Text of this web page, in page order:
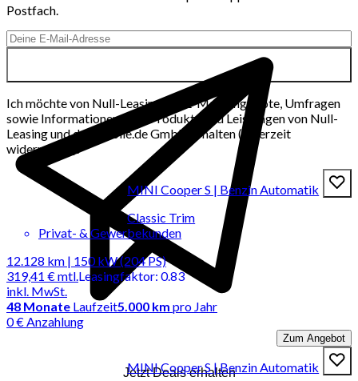
Postfach.
Jetzt Deals erhalten
Ich möchte von Null-Leasing per E-Mail Angebote, Umfragen
sowie Informationen über Produkte und Leistungen von Null-
Leasing und der mobile.de GmbH erhalten (jederzeit
widerrufbar).
MINI Cooper S | Benzin Automatik
Classic Trim
Privat- & Gewerbekunden
12.128 km | 150 kW (204 PS)
319,41 €mtl.
inkl. MwSt.
Leasingfaktor: 0.83
48 Monate Laufzeit5.000 km pro Jahr
0 € Anzahlung
Zum Angebot
MINI Cooper S | Benzin Automatik